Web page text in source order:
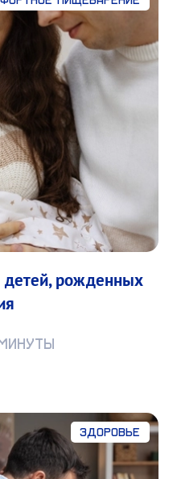
детей, рожденных
Здоровье